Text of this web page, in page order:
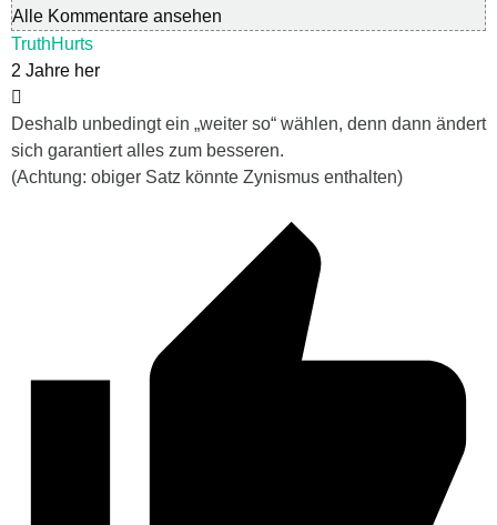
Alle Kommentare ansehen
TruthHurts
2 Jahre her
Deshalb unbedingt ein „weiter so“ wählen, denn dann ändert
sich garantiert alles zum besseren.
(Achtung: obiger Satz könnte Zynismus enthalten)